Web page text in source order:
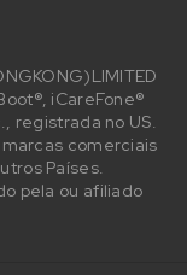
iCareFone®
registrada no US.
marcas comerciais
Países.
pela ou afiliado